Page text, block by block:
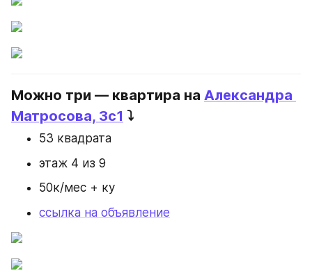
Можно три — квартира на Александра
Матросова, 3с1 ⤵️
53 квадрата
этаж 4 из 9
50к/мес + ку
ссылка на объявление